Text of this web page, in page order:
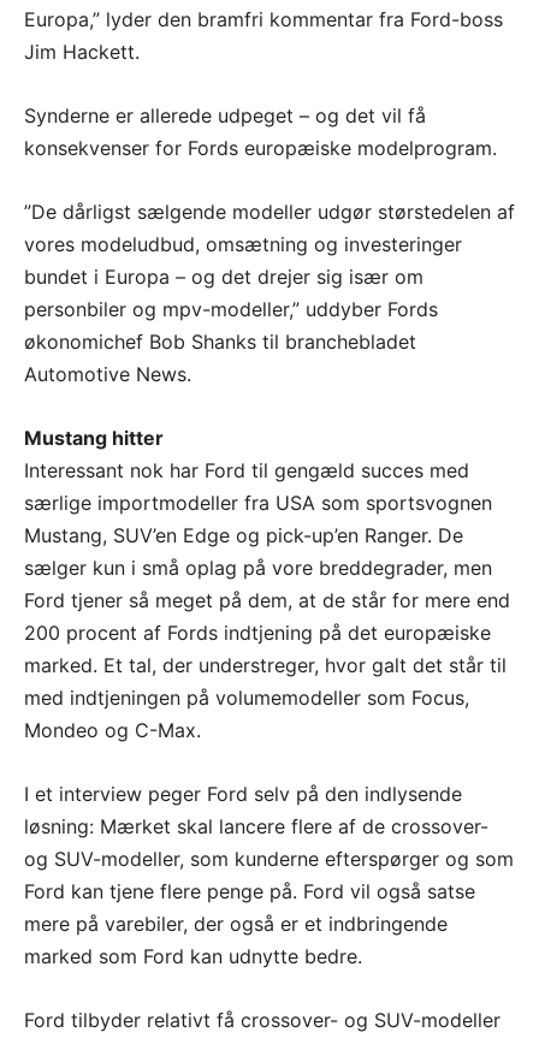
Europa,” lyder den bramfri kommentar fra Ford-boss
Jim Hackett.
Synderne er allerede udpeget – og det vil få
konsekvenser for Fords europæiske modelprogram.
”De dårligst sælgende modeller udgør størstedelen af
vores modeludbud, omsætning og investeringer
bundet i Europa – og det drejer sig især om
personbiler og mpv-modeller,” uddyber Fords
økonomichef Bob Shanks til branchebladet
Automotive News.
Mustang hitter
Interessant nok har Ford til gengæld succes med
særlige importmodeller fra USA som sportsvognen
Mustang, SUV’en Edge og pick-up’en Ranger. De
sælger kun i små oplag på vore breddegrader, men
Ford tjener så meget på dem, at de står for mere end
200 procent af Fords indtjening på det europæiske
marked. Et tal, der understreger, hvor galt det står til
med indtjeningen på volumemodeller som Focus,
Mondeo og C-Max.
I et interview peger Ford selv på den indlysende
løsning: Mærket skal lancere flere af de crossover-
og SUV-modeller, som kunderne efterspørger og som
Ford kan tjene flere penge på. Ford vil også satse
mere på varebiler, der også er et indbringende
marked som Ford kan udnytte bedre.
Ford tilbyder relativt få crossover- og SUV-modeller